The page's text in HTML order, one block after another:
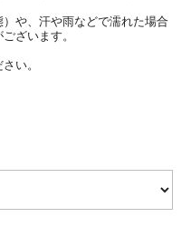
や、汗や雨などで濡れた場合
ざいます。
い。